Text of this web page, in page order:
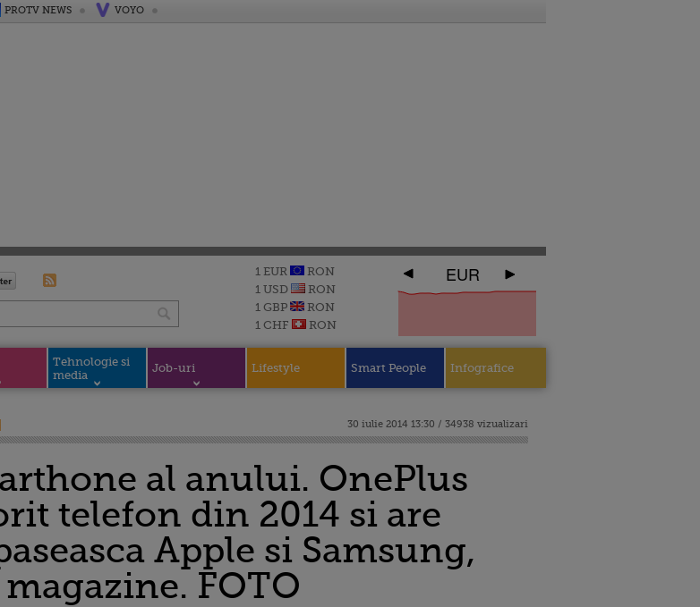
PROTV NEWS VOYO
1 EUR
RON
1 USD
RON
1 GBP
RON
1 CHF
RON
EUR
Tehnologie si
media
Job-uri Lifestyle Smart People Infografice
30 iulie 2014 13:30 / 34938 vizualizari
al anului. OnePlus
telefon din 2014 si are
Apple si Samsung,
FOTO